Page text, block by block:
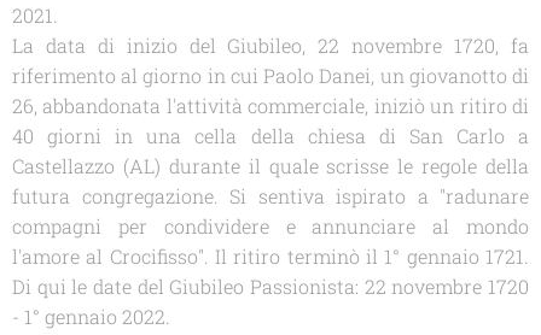
2021.
La data di inizio del Giubileo, 22 novembre 1720, fa
riferimento al giorno in cui Paolo Danei, un giovanotto di
26, abbandonata l'attività commerciale, iniziò un ritiro di
40 giorni in una cella della chiesa di San Carlo a
Castellazzo (AL) durante il quale scrisse le regole della
futura congregazione. Si sentiva ispirato a "radunare
compagni per condividere e annunciare al mondo
l'amore al Crocifisso". Il ritiro terminò il 1° gennaio 1721.
Di qui le date del Giubileo Passionista: 22 novembre 1720
- 1° gennaio 2022.